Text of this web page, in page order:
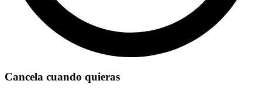
Cancela cuando quieras